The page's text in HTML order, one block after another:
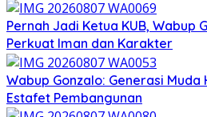
Pernah Jadi Ketua KUB, Wabup
Perkuat Iman dan Karakter
Wabup Gonzalo: Generasi Muda
Estafet Pembangunan